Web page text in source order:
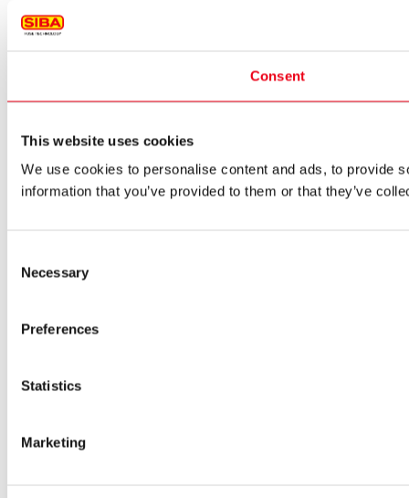
Consent
This website uses cookies
We use cookies to personalise content and ads, to provide
information that you’ve provided to them or that they’ve
Selection
Necessary
Preferences
Statistics
Marketing